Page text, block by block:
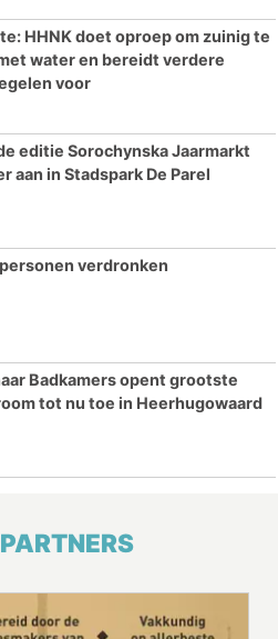
HHNK doet oproep om zuinig te
water en bereidt verdere
voor
editie Sorochynska Jaarmarkt
aan in Stadspark De Parel
verdronken
Badkamers opent grootste
tot nu toe in Heerhugowaard
PARTNERS